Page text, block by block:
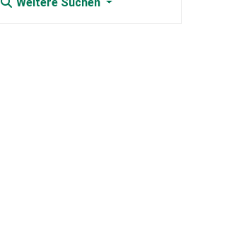
Weitere Suchen